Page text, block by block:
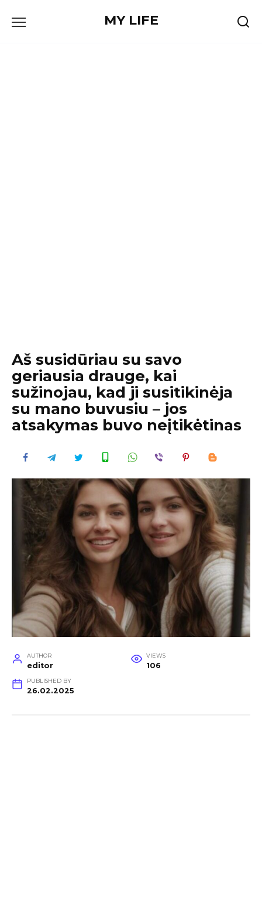
MY LIFE
Aš susidūriau su savo
geriausia drauge, kai
sužinojau, kad ji susitikinėja
su mano buvusiu – jos
atsakymas buvo neįtikėtinas
AUTHOR
editor
VIEWS
106
PUBLISHED BY
26.02.2025